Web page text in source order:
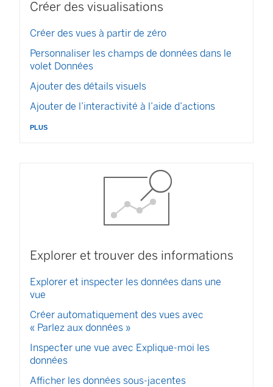
Créer des visualisations
Créer des vues à partir de zéro
Personnaliser les champs de données dans le
volet Données
Ajouter des détails visuels
Ajouter de l’interactivité à l’aide d’actions
plus
Explorer et trouver des informations
Explorer et inspecter les données dans une
vue
Créer automatiquement des vues avec
« Parlez aux données »
Inspecter une vue avec Explique-moi les
données
Afficher les données sous-jacentes